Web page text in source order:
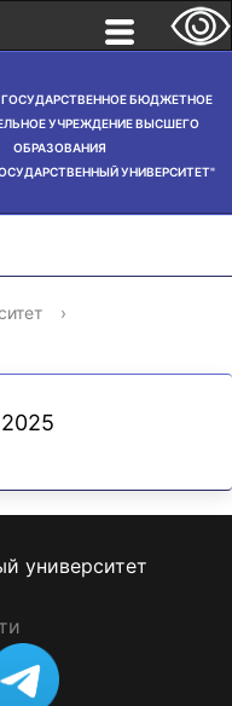
ГОСУДАРСТВЕННОЕ БЮДЖЕТНОЕ
УЧРЕЖДЕНИЕ ВЫСШЕГО
ОБРАЗОВАНИЯ
УНИВЕРСИТЕТ"
›
университет